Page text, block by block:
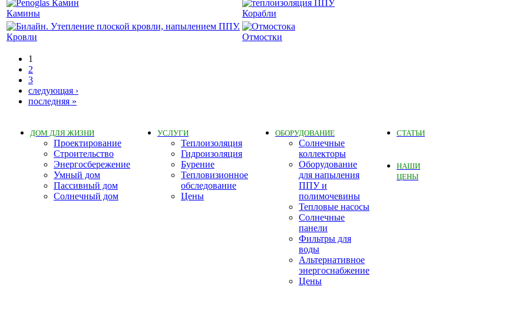
Камины Корабли
Кровли Отмостки
1
2
3
следующая ›
последняя »
ДОМ ДЛЯ ЖИЗНИ
Проектирование
Строительство
Энергосбережение
Умный дом
Пассивный дом
Солнечный дом
УСЛУГИ
Теплоизоляция
Гидроизоляция
Бурение
Тепловизионное
обследование
Цены
ОБОРУДОВАНИЕ
Солнечные
коллекторы
Оборудование
для напыления
ППУ и
полимочевины
Тепловые насосы
Солнечные
панели
Фильтры для
воды
Альтернативное
энергоснабжение
Цены
СТАТЬИ
НАШИ
ЦЕНЫ